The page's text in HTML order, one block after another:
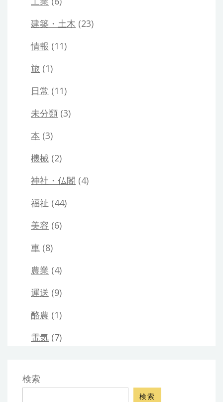
建築・土木 (23)
情報 (11)
旅 (1)
日常 (11)
未分類 (3)
本 (3)
機械 (2)
神社・仏閣 (4)
福祉 (44)
美容 (6)
車 (8)
農業 (4)
運送 (9)
酪農 (1)
電気 (7)
検索
検索